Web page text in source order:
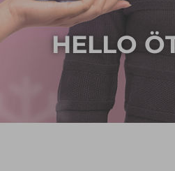
HELLO